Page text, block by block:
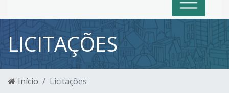
LICITAÇÕES
Início Licitações